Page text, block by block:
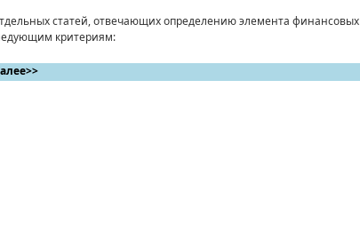
статей, отвечающих определению элемента финансовых
кри­териям: